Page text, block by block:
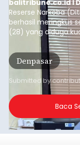
Penyisiran